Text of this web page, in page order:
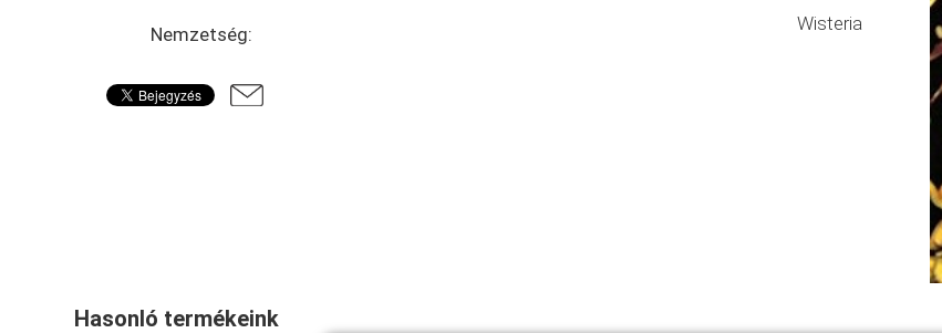
Nemzetség: Wisteria
Hasonló termékeink